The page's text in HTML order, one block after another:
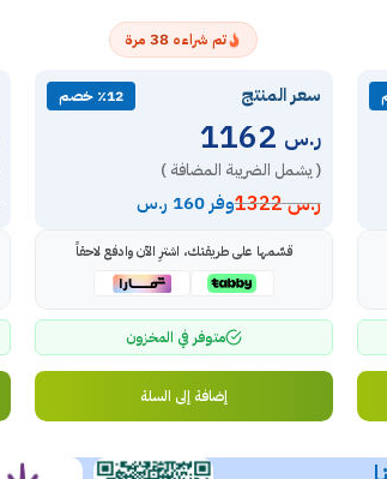
تم شراءه 38مرة
سعر المنتج ٪12 خصم
ر.س
( يشمل الضريبة المضافة )
ر.س1322 وفر 160 ر.س
قسّمها على طريقتك، اشترِ الآن وادفع لاحقاً
متوفر في المخزون
إضافة إلى السلة